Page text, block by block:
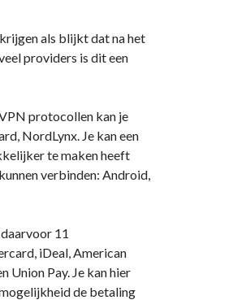
als blijkt dat na het
providers is dit een
protocollen kan je
NordLynx. Je kan een
te maken heeft
verbinden: Android,
11
iDeal, American
Union Pay. Je kan hier
de betaling